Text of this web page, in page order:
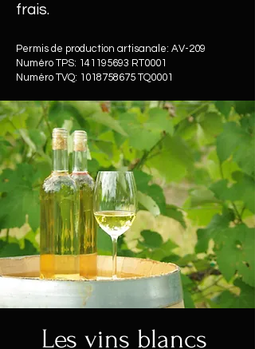
frais.
Permis de production artisanale: AV-209
Numéro TPS: 141195693 RT0001
Numéro TVQ: 1018758675 TQ0001
Les vins blancs